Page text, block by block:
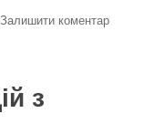
Залишити коментардо
з